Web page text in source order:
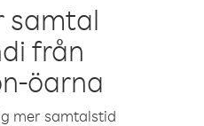
samtal
från
öarna
mer samtalstid